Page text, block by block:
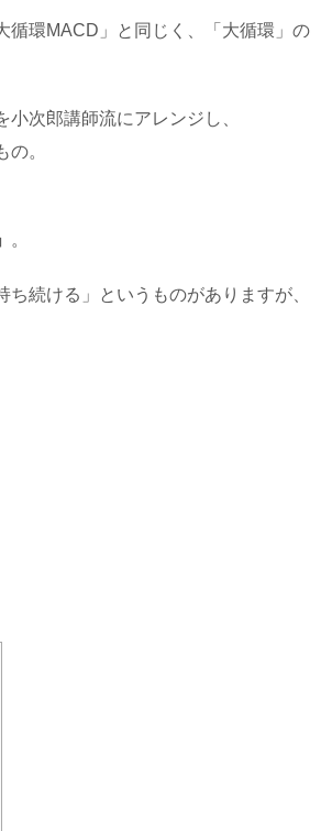
循環MACD」と同じく、「大循環」の
次郎講師流にアレンジし、
。
。
続ける」というものがありますが、